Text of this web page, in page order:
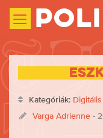
Poli
Kategóriák:
Varga Adrienne -